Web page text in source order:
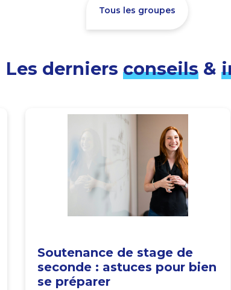
Tous les groupes
Les derniers conseils &
Soutenance de stage de
seconde : astuces pour bien
se préparer